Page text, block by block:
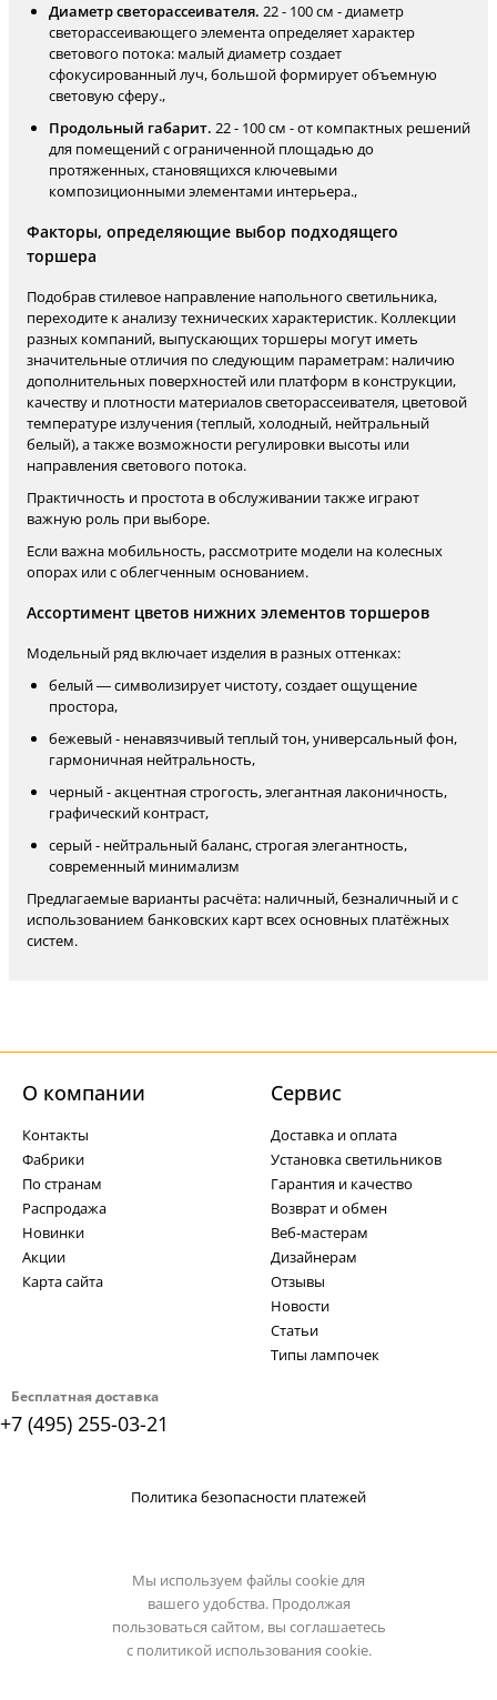
Диаметр светорассеивателя. 22 - 100 см - диаметр
светорассеивающего элемента определяет характер
светового потока: малый диаметр создает
сфокусированный луч, большой формирует объемную
световую сферу.,
Продольный габарит. 22 - 100 см - от компактных решений
для помещений с ограниченной площадью до
протяженных, становящихся ключевыми
композиционными элементами интерьера.,
Факторы, определяющие выбор подходящего
торшера
Подобрав стилевое направление напольного светильника,
переходите к анализу технических характеристик. Коллекции
разных компаний, выпускающих торшеры могут иметь
значительные отличия по следующим параметрам: наличию
дополнительных поверхностей или платформ в конструкции,
качеству и плотности материалов светорассеивателя, цветовой
температуре излучения (теплый, холодный, нейтральный
белый), а также возможности регулировки высоты или
направления светового потока.
Практичность и простота в обслуживании также играют
важную роль при выборе.
Если важна мобильность, рассмотрите модели на колесных
опорах или с облегченным основанием.
Ассортимент цветов нижних элементов торшеров
Модельный ряд включает изделия в разных оттенках:
белый — символизирует чистоту, создает ощущение
простора,
бежевый - ненавязчивый теплый тон, универсальный фон,
гармоничная нейтральность,
черный - акцентная строгость, элегантная лаконичность,
графический контраст,
серый - нейтральный баланс, строгая элегантность,
современный минимализм
Предлагаемые варианты расчёта: наличный, безналичный и с
использованием банковских карт всех основных платёжных
систем.
Бесплатная доставка
+7 (495) 255-03-21
О компании
Контакты
Фабрики
По странам
Распродажа
Новинки
Акции
Карта сайта
Cервис
Доставка и оплата
Установка светильников
Гарантия и качество
Возврат и обмен
Веб-мастерам
Дизайнерам
Отзывы
Новости
Статьи
Типы лампочек
Политика безопасности платежей
Мы используем файлы cookie для
вашего удобства. Продолжая
пользоваться сайтом, вы соглашаетесь
с политикой использования cookie.